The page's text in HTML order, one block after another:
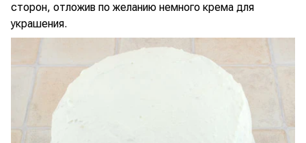
сторон, отложив по желанию немного крема для
украшения.